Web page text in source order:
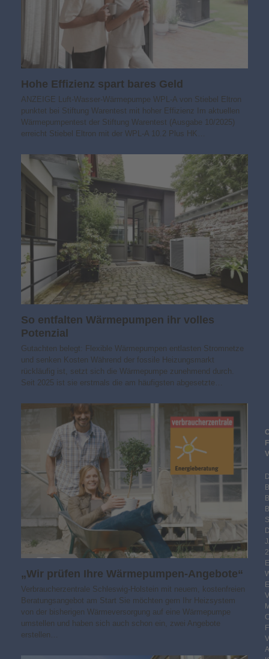
Hohe Effizienz spart bares Geld
ANZEIGE Luft-Wasser-Wärmepumpe WPL-A von Stiebel Eltron
punktet bei Stiftung Warentest mit hoher Effizienz Im aktuellen
Wärmepumpentest der Stiftung Warentest (Ausgabe 10/2025)
erreicht Stiebel Eltron mit der WPL-A 10.2 Plus HK…
So entfalten Wärmepumpen ihr volles
Potenzial
Gutachten belegt: Flexible Wärmepumpen entlasten Stromnetze
und senken Kosten Während der fossile Heizungsmarkt
rückläufig ist, setzt sich die Wärmepumpe zunehmend durch.
Seit 2025 ist sie erstmals die am häufigsten abgesetzte…
„Wir prüfen Ihre Wärmepumpen-Angebote“
Verbraucherzentrale Schleswig-Holstein mit neuem, kostenfreien
Beratungsangebot am Start Sie möchten gern Ihr Heizsystem
von der bisherigen Wärmeversorgung auf eine Wärmepumpe
umstellen und haben sich auch schon ein, zwei Angebote
erstellen…